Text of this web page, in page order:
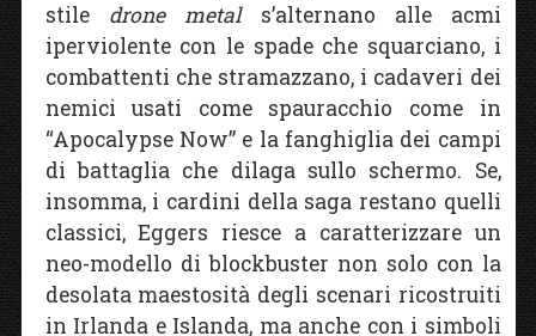
stile drone metals’alternano alle acmi
iperviolente con le spade che squarciano, i
combattenti che stramazzano, i cadaveri dei
nemici usati come spauracchio come in
“Apocalypse Now” e la fanghiglia dei campi
di battaglia che dilaga sullo schermo. Se,
insomma, i cardini della saga restano quelli
classici, Eggers riesce a caratterizzare un
neo-modello di blockbuster non solo con la
desolata maestosità degli scenari ricostruiti
in Irlanda e Islanda, ma anche con i simboli